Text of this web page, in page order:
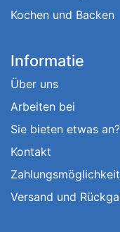
Kochen und Backen
Informatie
Über uns
Arbeiten bei
Sie bieten etwas an?
Kontakt
Versand und